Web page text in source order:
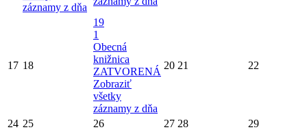
záznamy z dňa
17 18
19
1
Obecná
knižnica
ZATVORENÁ
Zobraziť
všetky
záznamy z dňa
20 21 22
24 25 26 27 28
29